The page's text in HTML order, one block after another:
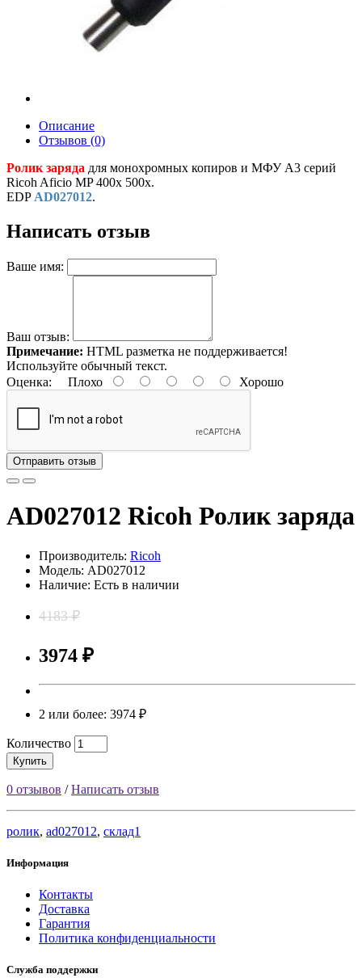
Описание
Отзывов (0)
Ролик заряда для монохромных копиров и МФУ A3 серий
Ricoh Aficio MP 400x 500x.
EDP AD027012.
Написать отзыв
Ваше имя:
Ваш отзыв:
Примечание: HTML разметка не поддерживается!
Используйте обычный текст.
Оценка: Плохо Хорошо
Отправить отзыв
AD027012 Ricoh Ролик заряда
Производитель: Ricoh
Модель: AD027012
Наличие: Есть в наличии
4183 ₽
3974 ₽
2 или более: 3974 ₽
Количество
Купить
0 отзывов /Написать отзыв
ролик, ad027012, склад1
Информация
Контакты
Доставка
Гарантия
Политика конфиденциальности
Служба поддержки